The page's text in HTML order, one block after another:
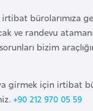
bürolarımıza
ve randevu
bizim
girmek için irtibat
+90 212 970 05 59